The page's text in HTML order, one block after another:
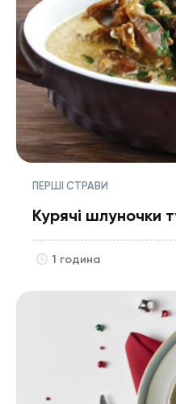
ПЕРШІ СТРАВИ
Курячі шлуночки
1 година